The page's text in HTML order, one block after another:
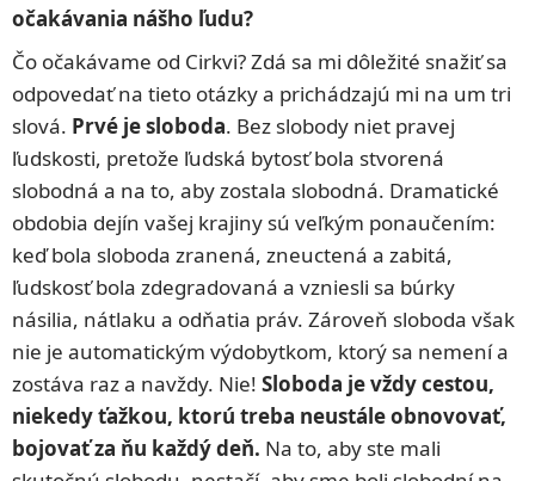
očakávania nášho ľudu?
Čo očakávame od Cirkvi? Zdá sa mi dôležité snažiť sa
odpovedať na tieto otázky a prichádzajú mi na um tri
slová. Prvé je sloboda. Bez slobody niet pravej
ľudskosti, pretože ľudská bytosť bola stvorená
slobodná a na to, aby zostala slobodná. Dramatické
obdobia dejín vašej krajiny sú veľkým ponaučením:
keď bola sloboda zranená, zneuctená a zabitá,
ľudskosť bola zdegradovaná a vzniesli sa búrky
násilia, nátlaku a odňatia práv. Zároveň sloboda však
nie je automatickým výdobytkom, ktorý sa nemení a
zostáva raz a navždy. Nie! Sloboda je vždy cestou,
niekedy ťažkou, ktorú treba neustále obnovovať,
bojovať za ňu každý deň. Na to, aby ste mali